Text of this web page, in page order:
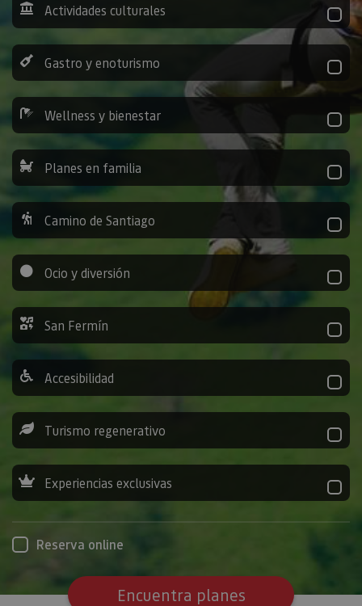
Actividades culturales
Gastro y enoturismo
Wellness y bienestar
Planes en familia
Camino de Santiago
Ocio y diversión
San Fermín
Accesibilidad
Turismo regenerativo
Experiencias exclusivas
Reserva online
Encuentra planes